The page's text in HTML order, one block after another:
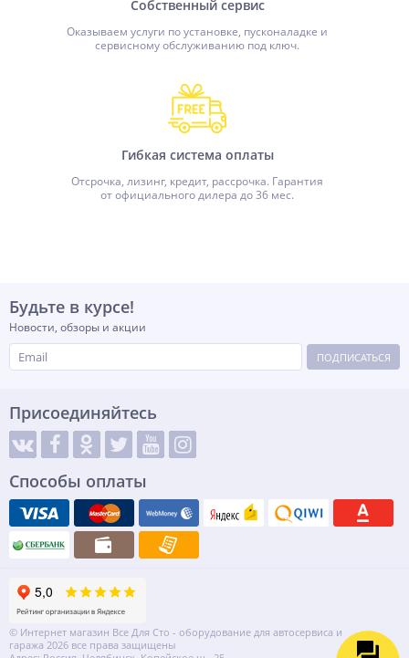
Собственный сервис
Оказываем услуги по установке, пусконаладке и
сервисному обслуживанию под ключ.
Гибкая система оплаты
Отсрочка, лизинг, кредит, рассрочка. Гарантия
от официального дилера до 36 мес.
Будьте в курсе!
Новости, обзоры и акции
ПОДПИСАТЬСЯ
Присоединяйтесь
Способы оплаты
© Интернет магазин Все Для Сто - оборудование для автосервиса и
гаража 2026 все права защищены